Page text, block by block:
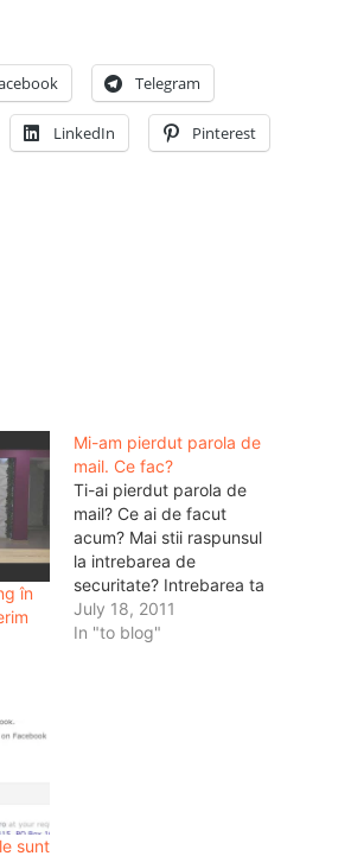
Telegram
LinkedIn Pinterest
în
Mi-am pierdut parola de
mail. Ce fac?
Ti-ai pierdut parola de
mail? Ce ai de facut
acum? Mai stii raspunsul
la intrebarea de
securitate? Intrebarea ta
de securitate este una
simpla spre exemplu ce
July 18, 2011
In "to blog"
sunt